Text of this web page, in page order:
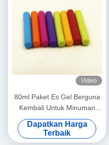
Video
80ml Paket Es Gel Berguna
Kembali Untuk Minuman
Pendingin 0°C 2-8°C Untuk
Penggunaan Medis
Dapatkan Harga
Terbaik